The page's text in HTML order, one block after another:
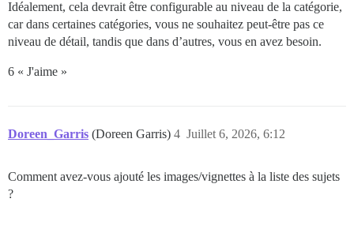
Idéalement, cela devrait être configurable au niveau de la catégorie,
car dans certaines catégories, vous ne souhaitez peut-être pas ce
niveau de détail, tandis que dans d’autres, vous en avez besoin.
6 « J'aime »
Doreen_Garris (Doreen Garris) Juillet 6, 2026, 6:12
4
Comment avez-vous ajouté les images/vignettes à la liste des sujets
?